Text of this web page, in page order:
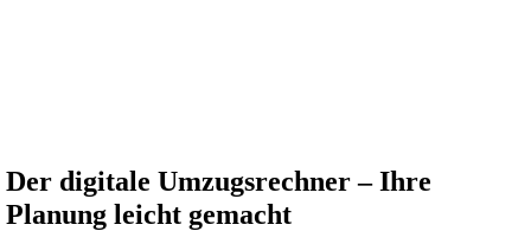
Der digitale Umzugsrechner – Ihre
Planung leicht gemacht